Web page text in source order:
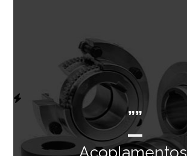
””
Acoplamentos